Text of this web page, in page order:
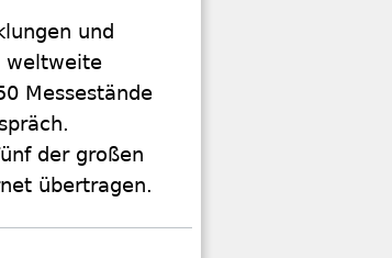
und
weltweite
Messestände
der großen
übertragen.